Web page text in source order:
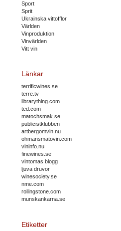
Sport
Sprit
Ukrainska vittofflor
Världen
Vinproduktion
Vinvärlden
Vitt vin
Länkar
terrificwines.se
terre.tv
librarything.com
ted.com
matochsmak.se
publicistklubben
artbergomvin.nu
ohmansmatovin.com
vininfo.nu
finewines.se
vintomas blogg
ljuva druvor
winesociety.se
nme.com
rollingstone.com
munskankarna.se
Etiketter